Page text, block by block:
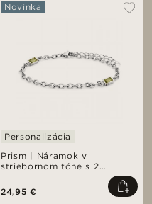
Prism | Náramok v
striebornom tóne s 2
článkami s kamienkami z
krištáľového skla v
limetkových farbách
Novinka
Personalizácia
24,95 €